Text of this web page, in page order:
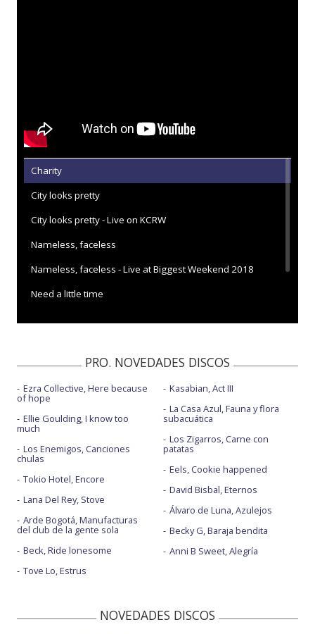
Charity
City looks pretty
City looks pretty - Live on KCRW
Nameless, faceless
Nameless, faceless - Live at Biggest Weekend 2018
Need a little time
PRO. NOVEDADES DISCOS
Ezra Collective, Here because
of hope
Ellie Goulding, I know too
much
Los Enemigos, Canciones
chulas
Tokio Hotel, Encore
Lana Del Rey, Stove
Arde Bogotá, Manufacturas
del club de la gente sola
Beck, Ride lonesome
Tove Lo, Estrus
Kasabian, Act III
La Casa Azul, Fauna y flora
subacuática
Los Zigarros, Carne con
patatas
Eels, Cookie happened
David Bisbal, Eternos
Álvaro de Luna, Azulejos
Becky G, Baraja bendita
Anni B Sweet, Alegría
NOVEDADES DISCOS